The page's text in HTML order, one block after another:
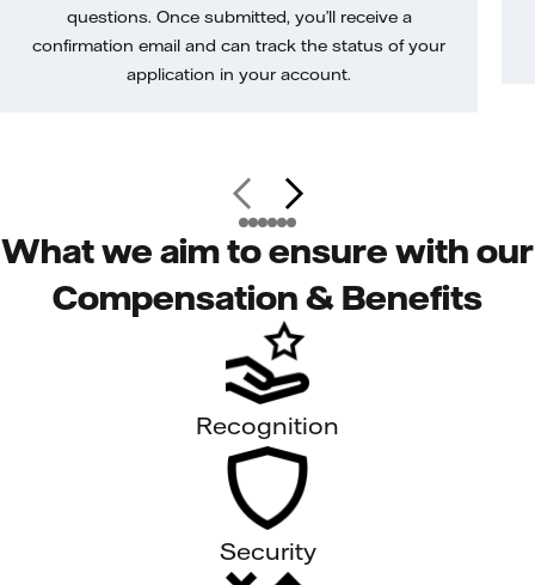
questions. Once submitted, you’ll receive a
confirmation email and can track the status of your
application in your account.
What we aim to ensure with our
Compensation & Benefits
Recognition
Security